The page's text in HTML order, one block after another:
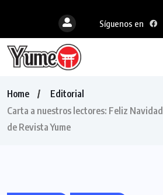
Síguenos en
Home
Editorial
Carta a nuestros lectores: Feliz
de Revista Yume